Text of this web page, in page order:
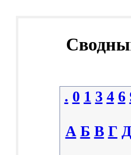
. 0 1 3 4 6
А Б В Г